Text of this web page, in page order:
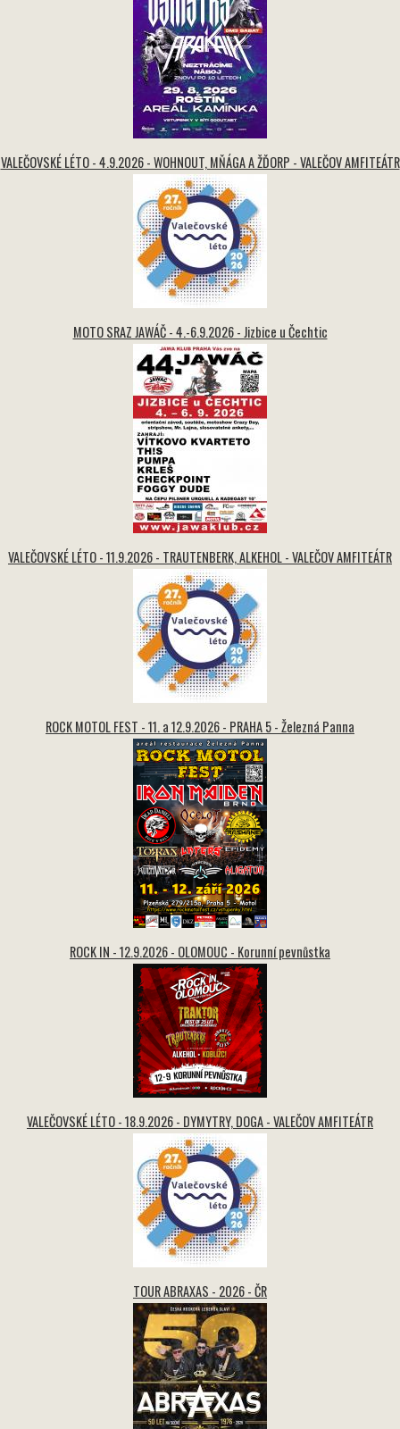
VALEČOVSKÉ LÉTO - 4.9.2026 - WOHNOUT, MŇÁGA A ŽĎORP - VALEČOV AMFITEÁTR
MOTO SRAZ JAWÁČ - 4.-6.9.2026 - Jizbice u Čechtic
VALEČOVSKÉ LÉTO - 11.9.2026 - TRAUTENBERK, ALKEHOL - VALEČOV AMFITEÁTR
ROCK MOTOL FEST - 11. a 12.9.2026 - PRAHA 5 - Železná Panna
ROCK IN - 12.9.2026 - OLOMOUC - Korunní pevnůstka
VALEČOVSKÉ LÉTO - 18.9.2026 - DYMYTRY, DOGA - VALEČOV AMFITEÁTR
TOUR ABRAXAS - 2026 - ČR